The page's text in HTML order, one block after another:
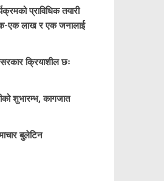
प्राविधिक तयारी
एक लाख र एक जनालाई
सरकार क्रियाशील छः
शुभारम्भ, कागजात
बुलेटिन